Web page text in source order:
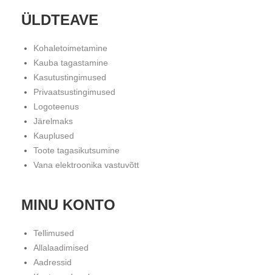
ÜLDTEAVE
Kohaletoimetamine
Kauba tagastamine
Kasutustingimused
Privaatsustingimused
Logoteenus
Järelmaks
Kauplused
Toote tagasikutsumine
Vana elektroonika vastuvõtt
MINU KONTO
Tellimused
Allalaadimised
Aadressid